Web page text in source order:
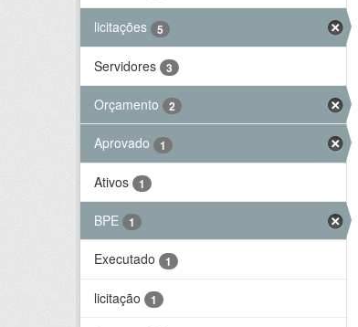
licitações 5
Servidores 3
Orçamento 2
Aprovado 1
Ativos 1
BPE 1
Executado 1
licitação 1